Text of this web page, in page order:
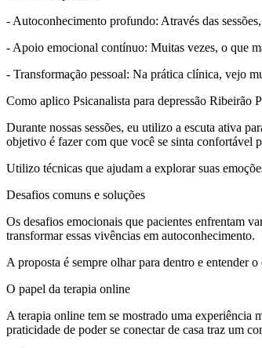
- Autoconhecimento profundo: Através das
- Apoio emocional contínuo: Muitas vezes, o que
- Transformação pessoal: Na prática clínica, vejo
Como aplico Psicanalista para depressão Ribeirão
Durante nossas sessões, eu utilizo a escuta ativa
objetivo é fazer com que você se sinta confortável
Utilizo técnicas que ajudam a explorar suas
Desafios comuns e soluções
Os desafios emocionais que pacientes enfrentam
transformar essas vivências em autoconhecimento.
A proposta é sempre olhar para dentro e entender
O papel da terapia online
A terapia online tem se mostrado uma experiência
praticidade de poder se conectar de casa traz um